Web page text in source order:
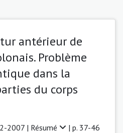
antérieur de
Problème
dans la
du corps
2007 | Résumé | p. 37-46